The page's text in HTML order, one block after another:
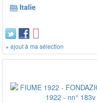
Italie
+ ajout à ma sélection